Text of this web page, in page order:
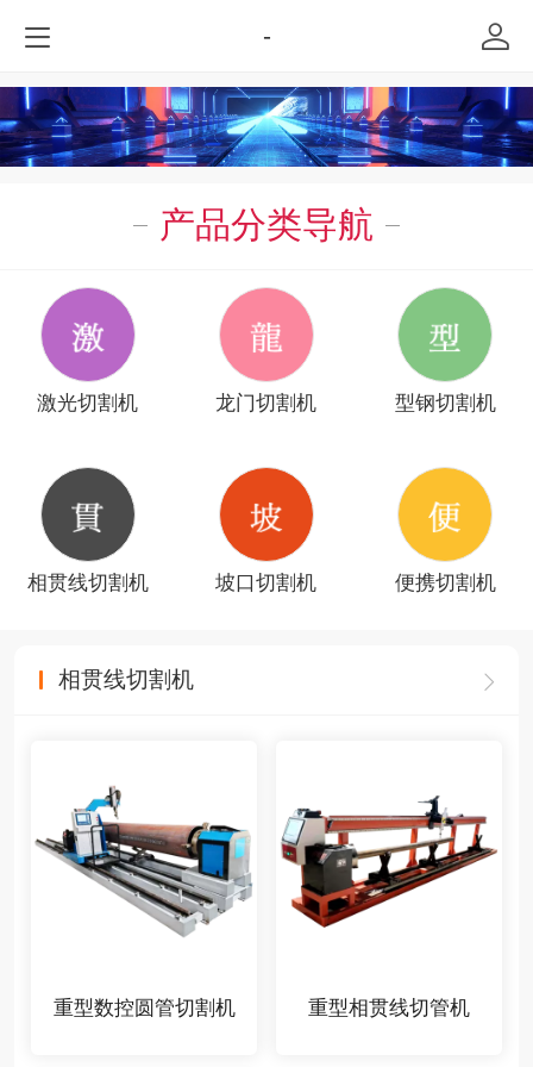
-
产品分类导航
激光切割机 龙门切割机 型钢切割机
相贯线切割机 坡口切割机 便携切割机
相贯线切割机
重型数控圆管切割机 重型相贯线切管机